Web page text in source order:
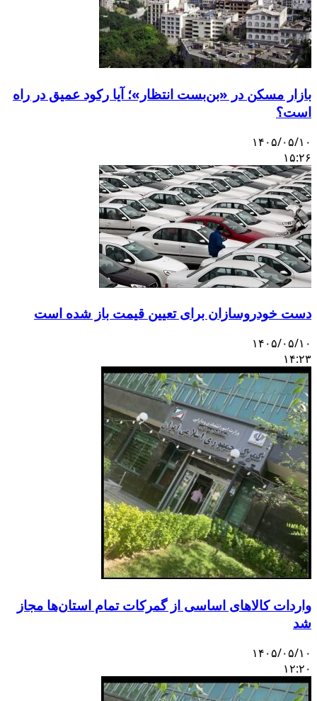
بازار مسکن در «بن‌بست انتظار»؛ آیا رکود عمیق در راه
است؟
۱۴۰۵/۰۵/۱۰
۱۵:۲۶
دست خودروسازان برای تعیین قیمت باز شده است
۱۴۰۵/۰۵/۱۰
۱۴:۲۳
واردات کالاهای اساسی از گمرکات تمام استان‌ها مجاز
شد
۱۴۰۵/۰۵/۱۰
۱۲:۲۰